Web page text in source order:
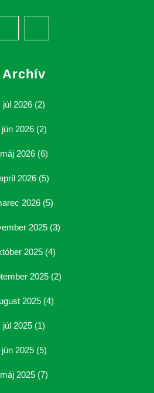
Archív
júl 2026 (2)
jún 2026(2)
máj 2026 (6)
2026 (5)
2026 (5)
2025 (3)
2025(4)
2025 (2)
2025 (4)
júl 2025 (1)
jún 2025(5)
máj 2025 (7)